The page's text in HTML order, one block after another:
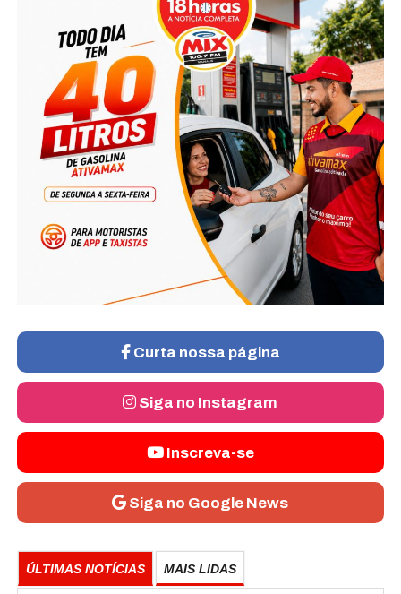
Curta nossa página
Siga no Instagram
Inscreva-se
Siga no Google News
ÚLTIMAS NOTÍCIAS MAIS LIDAS